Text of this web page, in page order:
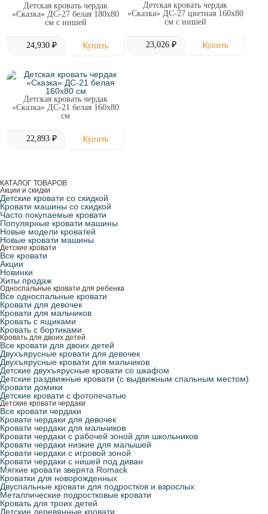
Детская кровать чердак
«Сказка» ДС-27 белая 180х80
см с нишей
24,930 ₽
Детская кровать чердак
«Сказка» ДС-27 цветная 160х80
см с нишей
23,026 ₽
Детская кровать чердак
«Сказка» ДС-21 белая 160х80
см
22,893 ₽
КАТАЛОГ ТОВАРОВ
Акции и скидки
Детские кровати со скидкой
Кровати машины со скидкой
Часто покупаемые кровати
Популярные кровати машины
Новые модели кроватей
Новые кровати машины
Детские кровати
Все кровати
Акции
Новинки
Хиты продаж
Односпальные кровати для ребенка
Все односпальные кровати
Кровати для девочек
Кровати для мальчиков
Кровать с ящиками
Кровать с бортиками
Кровать для двоих детей
Все кровати для двоих детей
Двухъярусные кровати для девочек
Двухъярусные кровати для мальчиков
Детские двухъярусные кровати со шкафом
Детские раздвижные кровати (с выдвижным спальным местом)
Кровати домики
Детские кровати с фотопечатью
Детские кровати чердаки
Все кровати чердаки
Кровати чердаки для девочек
Кровати чердаки для мальчиков
Кровати чердаки с рабочей зоной для школьников
Кровати чердаки низкие для малышей
Кровати чердаки с игровой зоной
Кровати чердаки с нишей под диван
Мягкие кровати зверята Romack
Кроватки для новорожденных
Двуспальные кровати для подростков и взрослых
Металлические подростковые кровати
Кровать для троих детей
Детские деревянные кровати